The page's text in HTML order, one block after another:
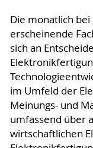
Die monatlich
erscheinende
sich an
im Umfeld der
Meinungs- und
umfassend über
wirtschaftlichen